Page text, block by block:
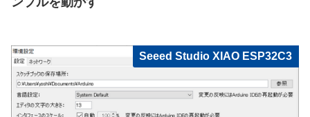
Seeed Studio XIAO ESP32C3